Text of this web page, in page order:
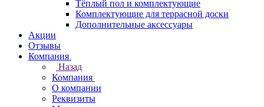
Тёплый пол и комплектующие
Комплектующие для террасной доски
Дополнительные аксессуары
Акции
Отзывы
Компания
Назад
Компания
О компании
Реквизиты